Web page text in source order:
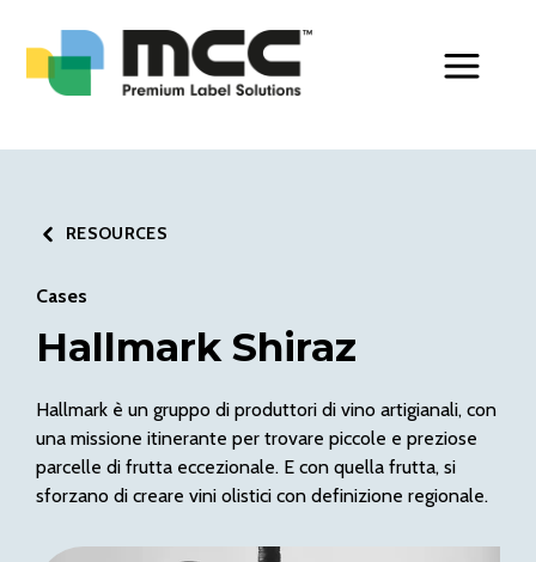
RESOURCES
Cases
Hallmark Shiraz
Hallmark è un gruppo di produttori di vino artigianali, con
una missione itinerante per trovare piccole e preziose
parcelle di frutta eccezionale. E con quella frutta, si
sforzano di creare vini olistici con definizione regionale.